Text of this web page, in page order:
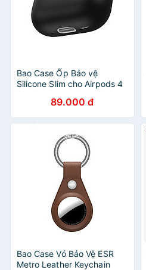
Bao Case Ốp Bảo vệ
Silicone Slim cho Airpods 4
89.000 đ
Bao Case Vỏ Bảo Vệ ESR
Metro Leather Keychain